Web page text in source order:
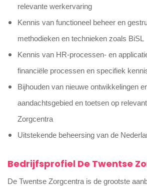
relevante werkervaring
Kennis van functioneel beheer en
methodieken en technieken zoals BiSL
Kennis van HR-processen- en
financiële processen en specifiek
Bijhouden van nieuwe ontwikkelingen
aandachtsgebied en toetsen op
Zorgcentra
Uitstekende beheersing van de
Bedrijfsprofiel De Twentse
De Twentse Zorgcentra is de grootste